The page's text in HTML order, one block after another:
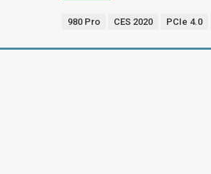
980 Pro CES 2020 PCIe 4.0